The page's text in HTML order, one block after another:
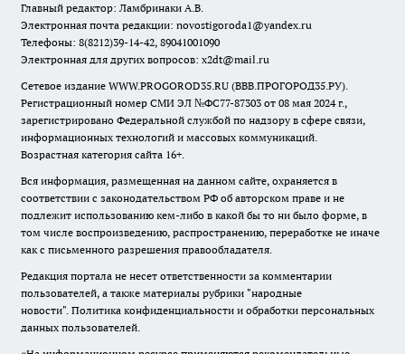
Главный редактор: Ламбринаки А.В.
Электронная почта редакции: novostigoroda1@yandex.ru
Телефоны: 8(8212)39-14-42, 89041001090
Электронная для других вопросов: x2dt@mail.ru
Сетевое издание WWW.PROGOROD35.RU (ВВВ.ПРОГОРОД35.РУ).
Регистрационный номер СМИ ЭЛ №ФС77-87303 от 08 мая 2024 г.,
зарегистрировано Федеральной службой по надзору в сфере связи,
информационных технологий и массовых коммуникаций.
Возрастная категория сайта 16+.
Вся информация, размещенная на данном сайте, охраняется в
соответствии с законодательством РФ об авторском праве и не
подлежит использованию кем-либо в какой бы то ни было форме, в
том числе воспроизведению, распространению, переработке не иначе
как с письменного разрешения правообладателя.
Редакция портала не несет ответственности за комментарии
пользователей, а также материалы рубрики "народные
новости". Политика конфиденциальности и обработки персональных
данных пользователей.